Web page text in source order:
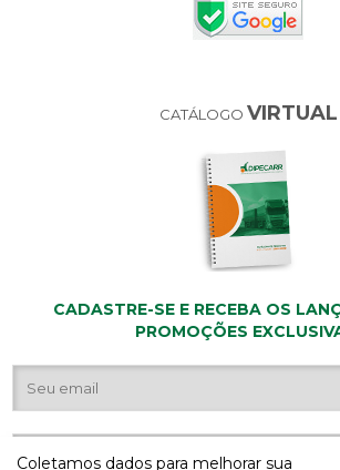
CATÁLOGO VIRTUAL
CADASTRE-SE E RECEBA OS
PROMOÇÕES
Coletamos dados para melhorar sua